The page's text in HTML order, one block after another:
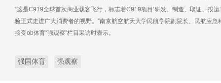
“这是C919全球首次商业载客飞行，标志着C919项目‘研发、制造、取证、投
验正式走进广大消费者的视野。”南京航空航天大学民航学院副院长、民航应
接受ob体育“强观察”栏目采访时表示。
强国体育 强观察